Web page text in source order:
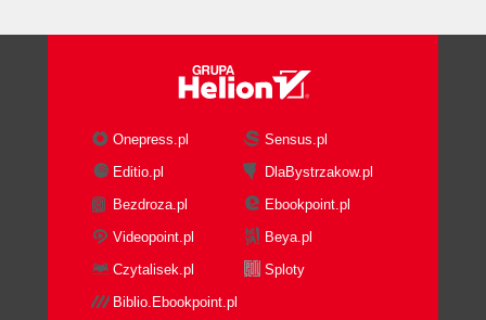
Onepress.pl
Sensus.pl
Editio.pl
DlaBystrzakow.pl
Bezdroza.pl
Ebookpoint.pl
Videopoint.pl
Beya.pl
Czytalisek.pl
Sploty
Biblio.Ebookpoint.pl